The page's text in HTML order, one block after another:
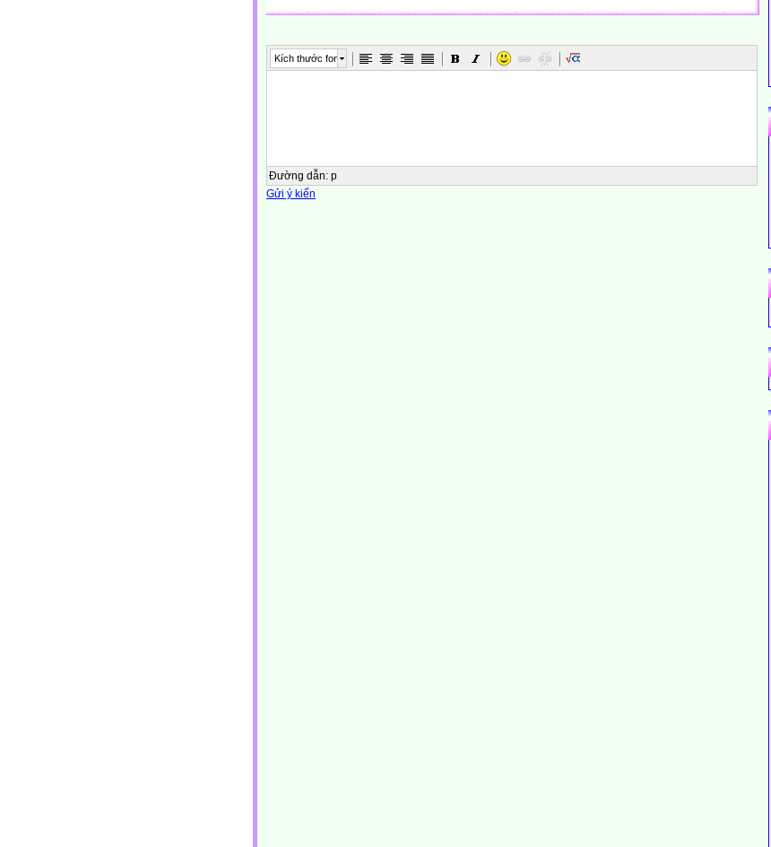
Kích thước font
Đường dẫn: p
Gửi ý kiến